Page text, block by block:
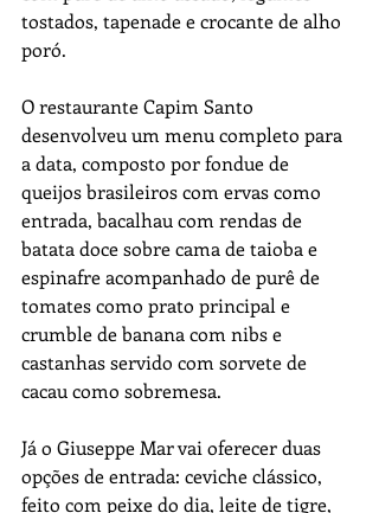
tostados, tapenade e crocante de alho
poró.
O restaurante Capim Santo
desenvolveu um menu completo para
a data, composto por fondue de
queijos brasileiros com ervas como
entrada, bacalhau com rendas de
batata doce sobre cama de taioba e
espinafre acompanhado de purê de
tomates como prato principal e
crumble de banana com nibs e
castanhas servido com sorvete de
cacau como sobremesa.
Já o Giuseppe Mar vai oferecer duas
opções de entrada: ceviche clássico,
feito com peixe do dia, leite de tigre,